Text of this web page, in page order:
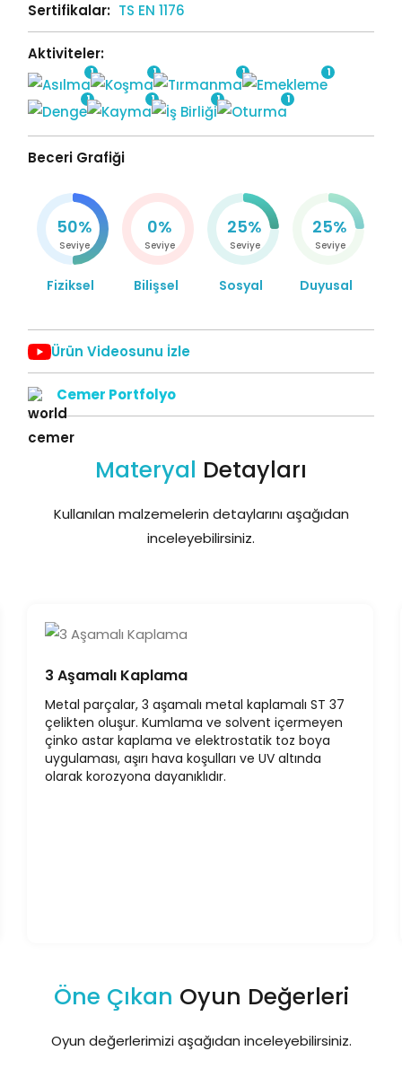
Sertifikalar: TS EN 1176
Aktiviteler:
1 1 1
1
1
1 1 1
Beceri Grafiği
50%
Seviye
Fiziksel
0%
Seviye
Bilişsel
25%
Seviye
Sosyal
25%
Seviye
Duyusal
Ürün Videosunu İzle
Cemer Portfolyo
Materyal Detayları
Kullanılan malzemelerin detaylarını aşağıdan
inceleyebilirsiniz.
3 Aşamalı Kaplama
Metal parçalar, 3 aşamalı metal kaplamalı ST 37
çelikten oluşur. Kumlama ve solvent içermeyen
çinko astar kaplama ve elektrostatik toz boya
uygulaması, aşırı hava koşulları ve UV altında
olarak korozyona dayanıklıdır.
Öne Çıkan Oyun Değerleri
Oyun değerlerimizi aşağıdan inceleyebilirsiniz.